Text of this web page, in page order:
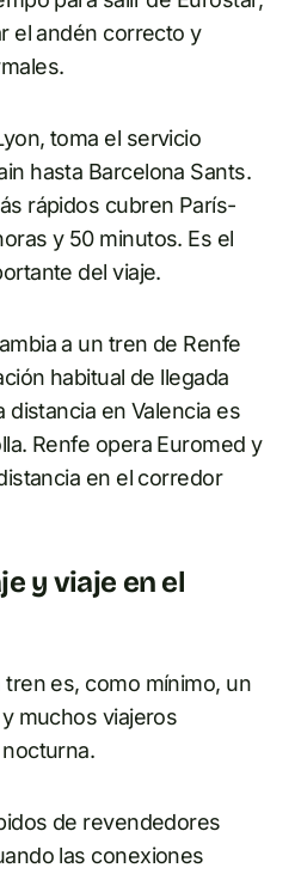
el andén correcto y
toma el servicio
hasta Barcelona Sants.
rápidos cubren París-
y 50 minutos. Es el
del viaje.
a un tren de Renfe
habitual de llegada
distancia en Valencia es
Renfe opera Euromed y
en el corredor
y viaje en el
tren es, como mínimo, un
muchos viajeros
de revendedores
las conexiones